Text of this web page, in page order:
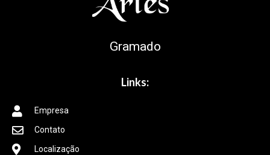
Gramado
Links:
Empresa
Contato
Localização